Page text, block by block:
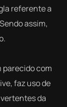
referente a
assim,
parecido com
faz uso de
da